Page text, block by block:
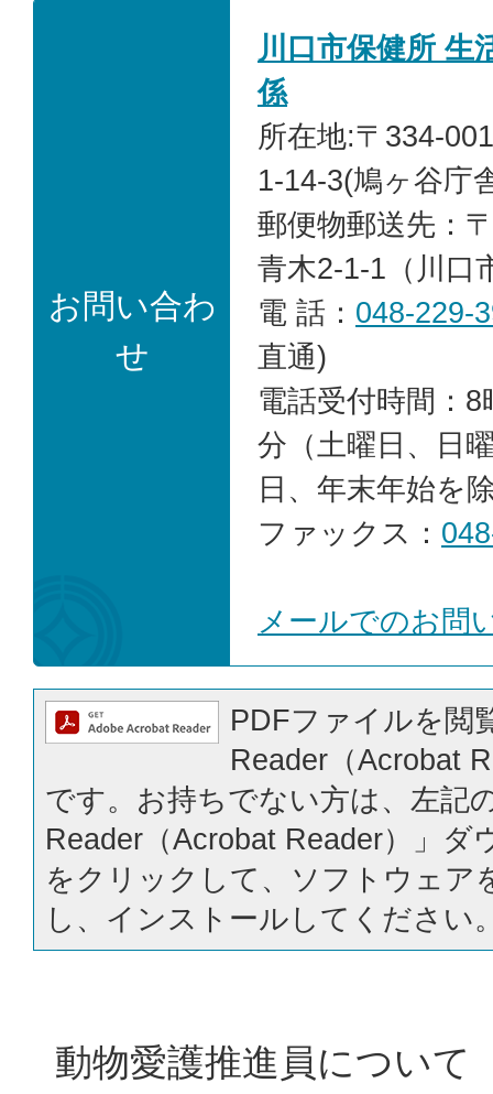
お問い合わ
せ
川口市保健所 生
係
所在地:〒334-
1-14-3(鳩ヶ谷庁
郵便物郵送先：
青木2-1-1（川口
電 話： 048-229-
直通)
電話受付時間：
分（土曜日、日
日、年末年始を
ファックス：
メールでのお問
PDFファイルを閲
Reader（Acrobat
です。お持ちでない方は、左記
Reader（Acrobat Reader）」ダ
をクリックして、ソフトウェア
し、インストールしてください
動物愛護推進員について